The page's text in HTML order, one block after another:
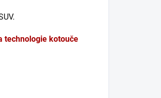
technologie kotouče